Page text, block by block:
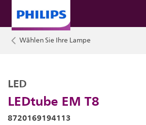
Wählen Sie Ihre Lampe
LEDtube EM T8
LED
8720169194113